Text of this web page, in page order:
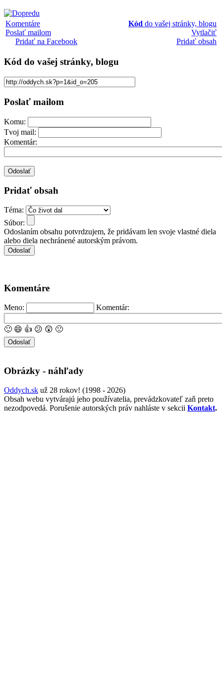
Komentáre
Poslať mailom
Pridať na Facebook
Kód do vašej stránky, blogu
Vytlačiť
Pridať obsah
Kód do vašej stránky, blogu
Poslať mailom
Komu:
Tvoj mail:
Komentár:
Pridať obsah
Téma:
Súbor:
Odoslaním obsahu potvrdzujem, že pridávam len svoje vlastné diela
alebo diela nechránené autorským právom.
Komentáre
Meno: Komentár:
🙂 😄 👍 😕 😲 🙁
Obrázky - náhľady
Oddych.sk už 28 rokov! (1998 - 2026)
Obsah webu vytvárajú jeho používatelia, prevádzkovateľ zaň preto
nezodpovedá. Porušenie autorských práv nahláste v sekcii Kontakt.